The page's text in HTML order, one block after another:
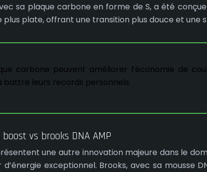
sa plaque carbone en forme de S, a été
plus plate, offrant une transition plus douce et une
carbone peuvent améliorer l’économie de
leurs records personnels.
vs brooks DNA AMP
une autre innovation majeure dans le
exceptionnel. Brooks, avec sa